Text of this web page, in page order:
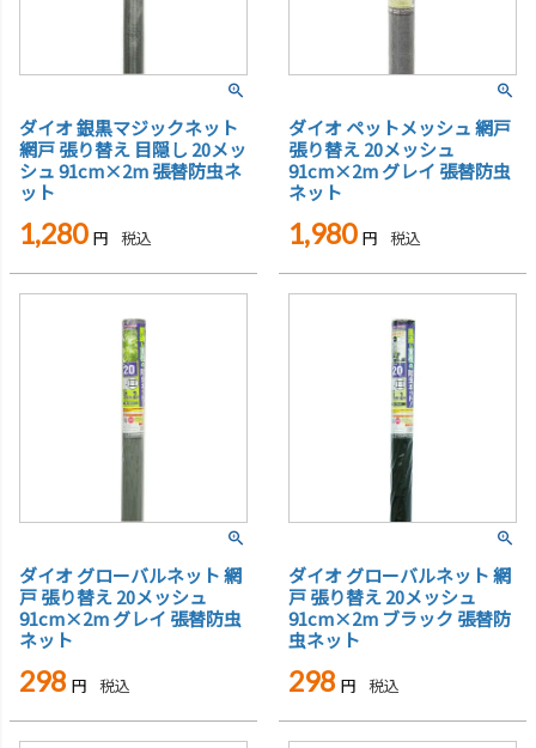
ダイオ 銀黒マジックネット
網戸 張り替え 目隠し 20メッ
シュ 91cm×2m 張替防虫ネ
ット
1,280 税込
ダイオ ペットメッシュ 網戸
張り替え 20メッシュ
91cm×2m グレイ 張替防虫
ネット
1,980 税込
ダイオ グローバルネット 網
戸 張り替え 20メッシュ
91cm×2m グレイ 張替防虫
ネット
298 税込
ダイオ グローバルネット 網
戸 張り替え 20メッシュ
91cm×2m ブラック 張替防
虫ネット
298 税込